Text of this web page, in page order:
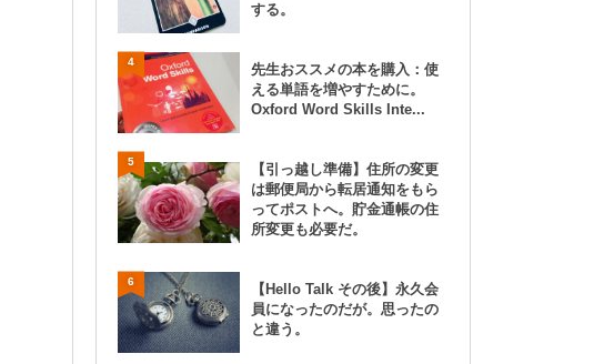
する。
4
先生おススメの本を購入：使
える単語を増やすために。
Oxford Word Skills Inte...
5
【引っ越し準備】住所の変更
は郵便局から転居通知をもら
ってポストへ。貯金通帳の住
所変更も必要だ。
6
【Hello Talk その後】永久会
員になったのだが。思ったの
と違う。